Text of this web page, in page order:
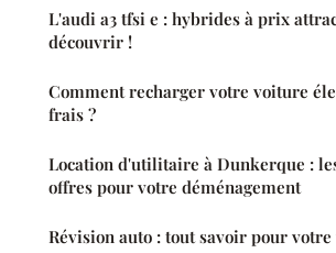
L'audi a3 tfsi e : hybrides à prix
découvrir !
Comment recharger votre voiture
frais ?
Location d'utilitaire à Dunkerque :
offres pour votre déménagement
Révision auto : tout savoir pour